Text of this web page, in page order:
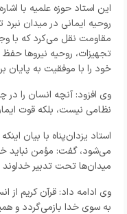
این استاد حوزه علمیه با
روحیه ایمانی در میدان
مقاومت نقل می‌کرد که با
تجهیزات، روحیه نیروها
خود را با موفقیت به پایان
وی افزود: آنچه انسان را
نظامی نیست، بلکه قوت
استاد یزدان‌پناه با بیان
می‌شود، گفت: مؤمن نباید خود
میدان‌ها تحت تدبیر خداوند
وی ادامه داد: قرآن کریم از
به سوی خدا بازمی‌گردد و